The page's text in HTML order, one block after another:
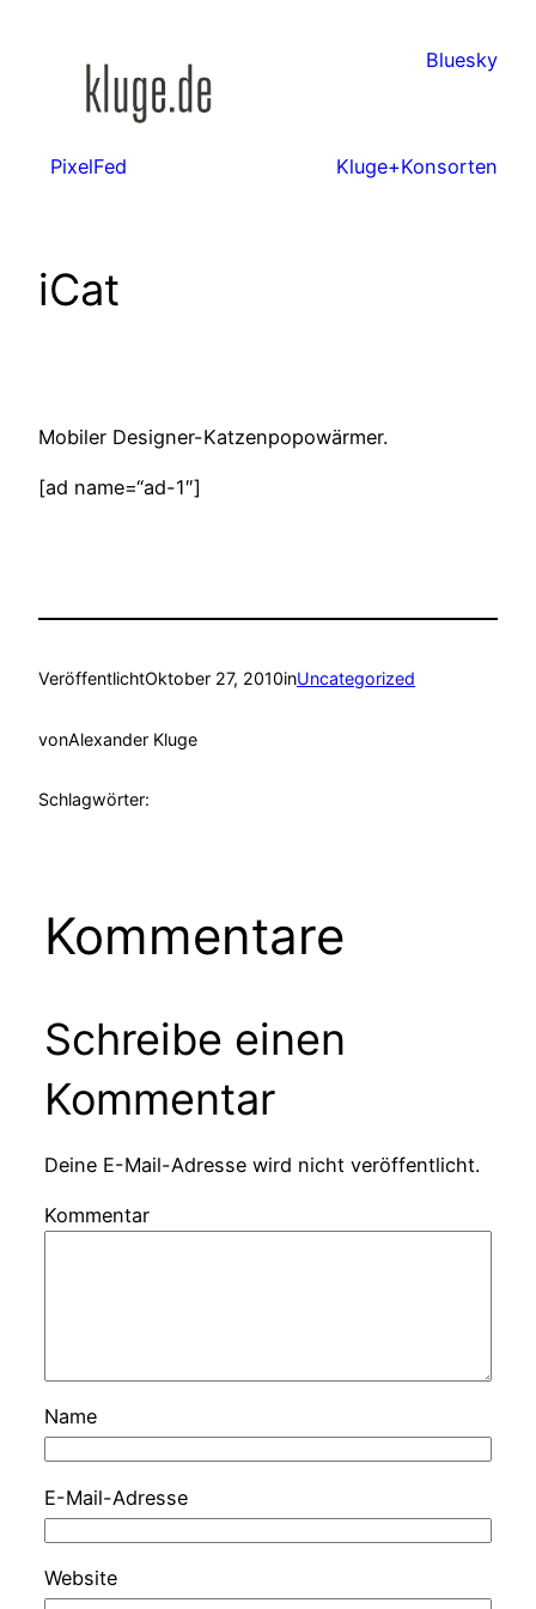
Bluesky
PixelFed Kluge+Konsorten
iCat
Mobiler Designer-Katzenpopowärmer.
[ad name=“ad-1″]
VeröffentlichtOktober 27, 2010inUncategorized
vonAlexander Kluge
Schlagwörter:
Kommentare
Schreibe einen
Kommentar
Deine E-Mail-Adresse wird nicht veröffentlicht.
Kommentar
Name
E-Mail-Adresse
Website